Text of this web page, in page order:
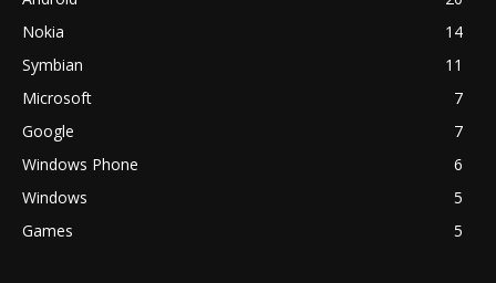
Nokia
14
Symbian
11
Microsoft
7
Google
7
Windows Phone
6
Windows
5
Games
5